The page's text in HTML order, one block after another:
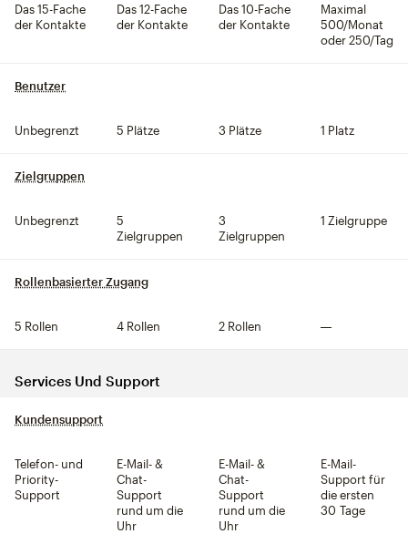
Das 15-Fache
der Kontakte
Das 12-Fache
der Kontakte
Das 10-Fache
der Kontakte
Maximal
500/Monat
oder 250/Tag
Benutzer
Unbegrenzt 5 Plätze 3 Plätze 1 Platz
Zielgruppen
Unbegrenzt
5
Zielgruppen
3
Zielgruppen
1 Zielgruppe
Rollenbasierter Zugang
5 Rollen 4 Rollen 2 Rollen
Services Und Support
Kundensupport
Telefon- und
Priority-
Support
E-Mail- &
Chat-
Support
rund um die
Uhr
E-Mail- &
Chat-
Support
rund um die
Uhr
E-Mail-
Support für
die ersten
30 Tage